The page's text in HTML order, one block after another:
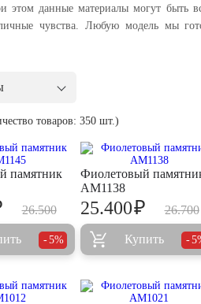
данные материалы могут быть
чувства. Любую модель мы
товаров: 350 шт.)
памятник
26.500
5%
Фиолетовый
AM1138
26.700
25.400₽
Купить